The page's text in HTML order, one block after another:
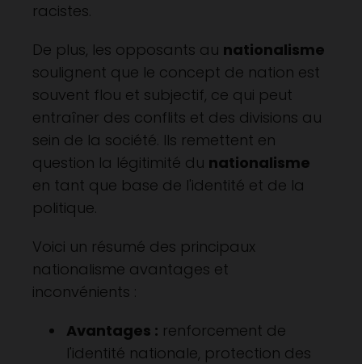
racistes.
De plus, les opposants au nationalisme
soulignent que le concept de nation est
souvent flou et subjectif, ce qui peut
entraîner des conflits et des divisions au
sein de la société. Ils remettent en
question la légitimité du nationalisme
en tant que base de l'identité et de la
politique.
Voici un résumé des principaux
nationalisme avantages et
inconvénients :
Avantages : renforcement de
l'identité nationale, protection des